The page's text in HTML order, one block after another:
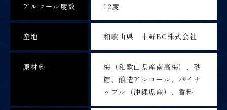
アルコール度数 12度
産地 和歌山県 中野BC株式会社
原材料
梅（和歌山県産南高梅）、砂
糖、醸造アルコール、パイナ
ップル（沖縄県産）、香料